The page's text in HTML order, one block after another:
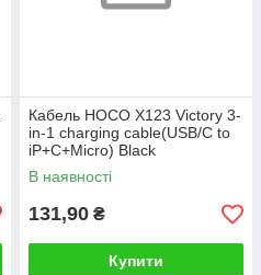
Кабель HOCO X123 Victory 3-
in-1 charging cable(USB/C to
iP+C+Micro) Black
В наявності
131,90 ₴
Купити